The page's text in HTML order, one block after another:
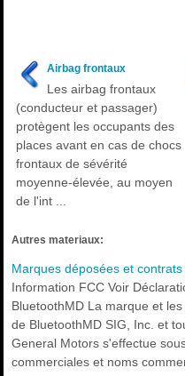
Airbag frontaux
Les airbag frontaux
(conducteur et passager)
protègent les occupants des
places avant en cas de chocs
frontaux de sévérité
moyenne-élevée, au moyen
de l'int ...
Autres materiaux:
Marques déposées et
Information FCC Voir
BluetoothMD La marque et
de BluetoothMD SIG, Inc. et
General Motors s'effectue
commerciales et noms